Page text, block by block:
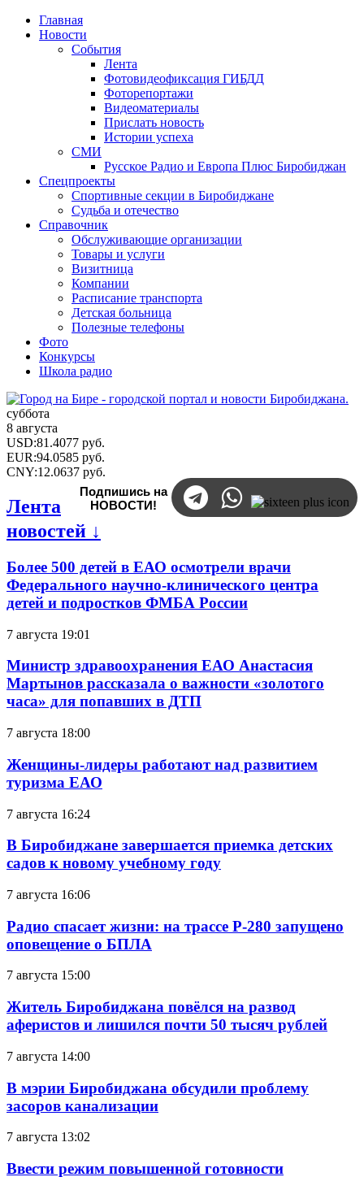
Главная
Новости
События
Лента
Фотовидеофиксация ГИБДД
Фоторепортажи
Видеоматериалы
Прислать новость
Истории успеха
СМИ
Русское Радио и Европа Плюс Биробиджан
Спецпроекты
Спортивные секции в Биробиджане
Судьба и отечество
Справочник
Обслуживающие организации
Товары и услуги
Визитница
Компании
Расписание транспорта
Детская больница
Полезные телефоны
Фото
Конкурсы
Школа радио
суббота
8 августа
USD:81.4077 руб.
EUR:94.0585 руб.
CNY:12.0637 руб.
Подпишись на
НОВОСТИ!
Лента
новостей ↓
Более 500 детей в ЕАО осмотрели врачи
Федерального научно-клинического центра
детей и подростков ФМБА России
7 августа 19:01
Министр здравоохранения ЕАО Анастасия
Мартынов рассказала о важности «золотого
часа» для попавших в ДТП
7 августа 18:00
Женщины-лидеры работают над развитием
туризма ЕАО
7 августа 16:24
В Биробиджане завершается приемка детских
садов к новому учебному году
7 августа 16:06
Радио спасает жизни: на трассе Р-280 запущено
оповещение о БПЛА
7 августа 15:00
Житель Биробиджана повёлся на развод
аферистов и лишился почти 50 тысяч рублей
7 августа 14:00
В мэрии Биробиджана обсудили проблему
засоров канализации
7 августа 13:02
Ввести режим повышенной готовности